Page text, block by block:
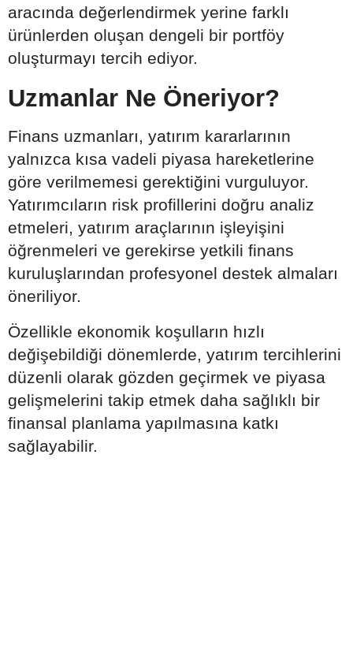
aracında değerlendirmek yerine farklı
ürünlerden oluşan dengeli bir portföy
oluşturmayı tercih ediyor.
Uzmanlar Ne Öneriyor?
Finans uzmanları, yatırım kararlarının
yalnızca kısa vadeli piyasa hareketlerine
göre verilmemesi gerektiğini vurguluyor.
Yatırımcıların risk profillerini doğru analiz
etmeleri, yatırım araçlarının işleyişini
öğrenmeleri ve gerekirse yetkili finans
kuruluşlarından profesyonel destek almaları
öneriliyor.
Özellikle ekonomik koşulların hızlı
değişebildiği dönemlerde, yatırım tercihlerini
düzenli olarak gözden geçirmek ve piyasa
gelişmelerini takip etmek daha sağlıklı bir
finansal planlama yapılmasına katkı
sağlayabilir.